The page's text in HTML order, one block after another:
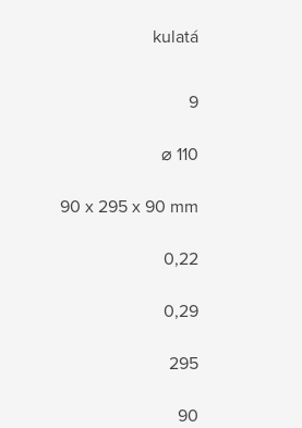
kulatá
9
⌀ 110
90 x 295 x 90 mm
0,22
0,29
295
90